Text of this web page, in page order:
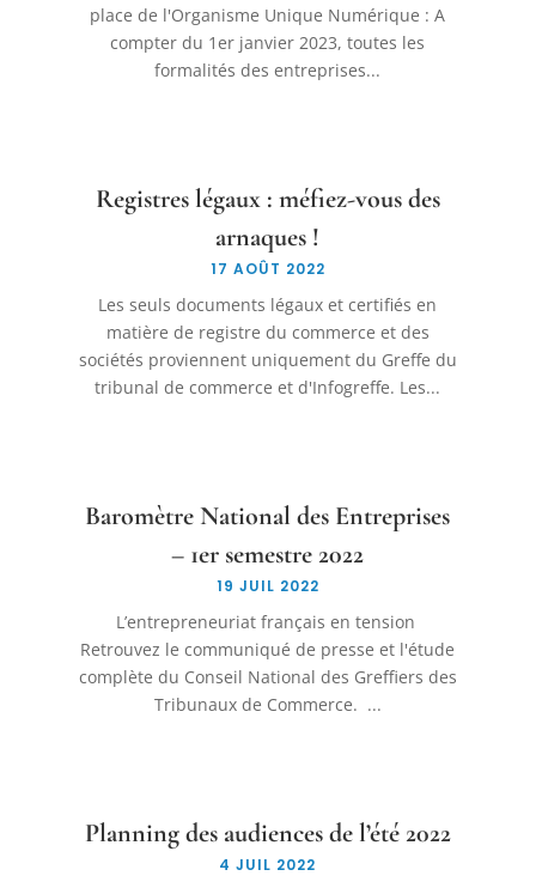
place de l'Organisme Unique Numérique : A
compter du 1er janvier 2023, toutes les
formalités des entreprises...
Registres légaux : méfiez-vous des
arnaques !
17 AOÛT 2022
Les seuls documents légaux et certifiés en
matière de registre du commerce et des
sociétés proviennent uniquement du Greffe du
tribunal de commerce et d'Infogreffe. Les...
Baromètre National des Entreprises
– 1er semestre 2022
19 JUIL 2022
L’entrepreneuriat français en tension
Retrouvez le communiqué de presse et l'étude
complète du Conseil National des Greffiers des
Tribunaux de Commerce. ...
Planning des audiences de l’été 2022
4 JUIL 2022